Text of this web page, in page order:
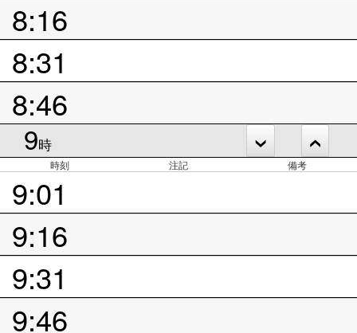
8:16
8:31
8:46
9時
時刻 注記 備考
9:01
9:16
9:31
9:46